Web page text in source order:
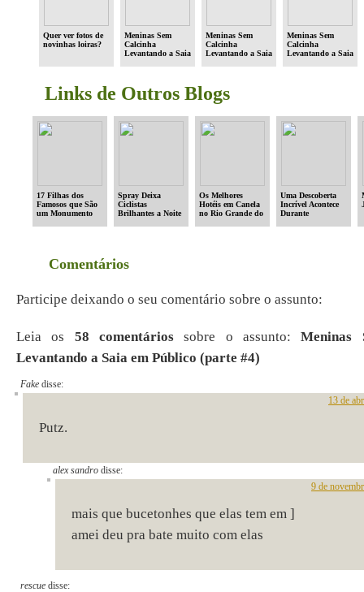
Quer ver fotos de
novinhas loiras?
Meninas Sem
Calcinha
Levantando a Saia
Meninas Sem
Calcinha
Levantando a Saia
Meninas Sem
Calcinha
Levantando a Saia
Links de Outros Blogs
17 Filhas dos
Famosos que São
um Monumento
Spray Deixa
Ciclistas
Brilhantes a Noite
Os Melhores
Hotéis em Canela
no Rio Grande do
Uma Descoberta
Incrível Acontece
Durante
Comentários
Participe deixando o seu comentário sobre o assunto:
Leia os 58 comentários sobre o assunto:Meninas
Levantando a Saia em Público (parte #4)
Fake disse:
13 de
Putz.
alex sandro disse:
9 de
mais que bucetonhes que elas tem em ]
amei deu pra bate muito com elas
rescue disse: